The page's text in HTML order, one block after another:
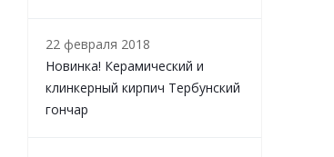
22 февраля 2018
Новинка! Керамический и
клинкерный кирпич Тербунский
гончар